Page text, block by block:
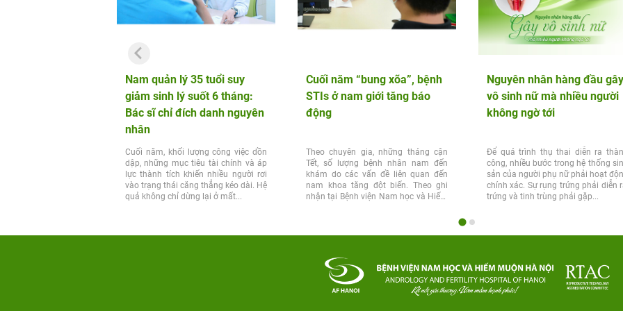
Nam quản lý 35 tuổi suy
giảm sinh lý suốt 6 tháng:
Bác sĩ chỉ đích danh nguyên
nhân
Cuối năm, khối lượng công việc dồn
dập, những mục tiêu tài chính và áp
lực thành tích khiến nhiều người rơi
vào trạng thái căng thẳng kéo dài. Hệ
quả không chỉ dừng lại ở mất...
Cuối năm “bung xõa”, bệnh
STIs ở nam giới tăng báo
động
Theo chuyên gia, những tháng cận
Tết, số lượng bệnh nhân nam đến
khám do các vấn đề liên quan đến
nam khoa tăng đột biến. Theo ghi
nhận tại Bệnh viện Nam học và Hiếm
Nguyên nhân hàng đầu gây
vô sinh nữ mà nhiều người
không ngờ tới
Để quá trình thụ thai diễn ra
công, nhiều bước trong hệ thống
sản của người phụ nữ phải hoạt
chính xác. Sự rụng trứng phải diễn
trứng và tinh trùng phải gặp...